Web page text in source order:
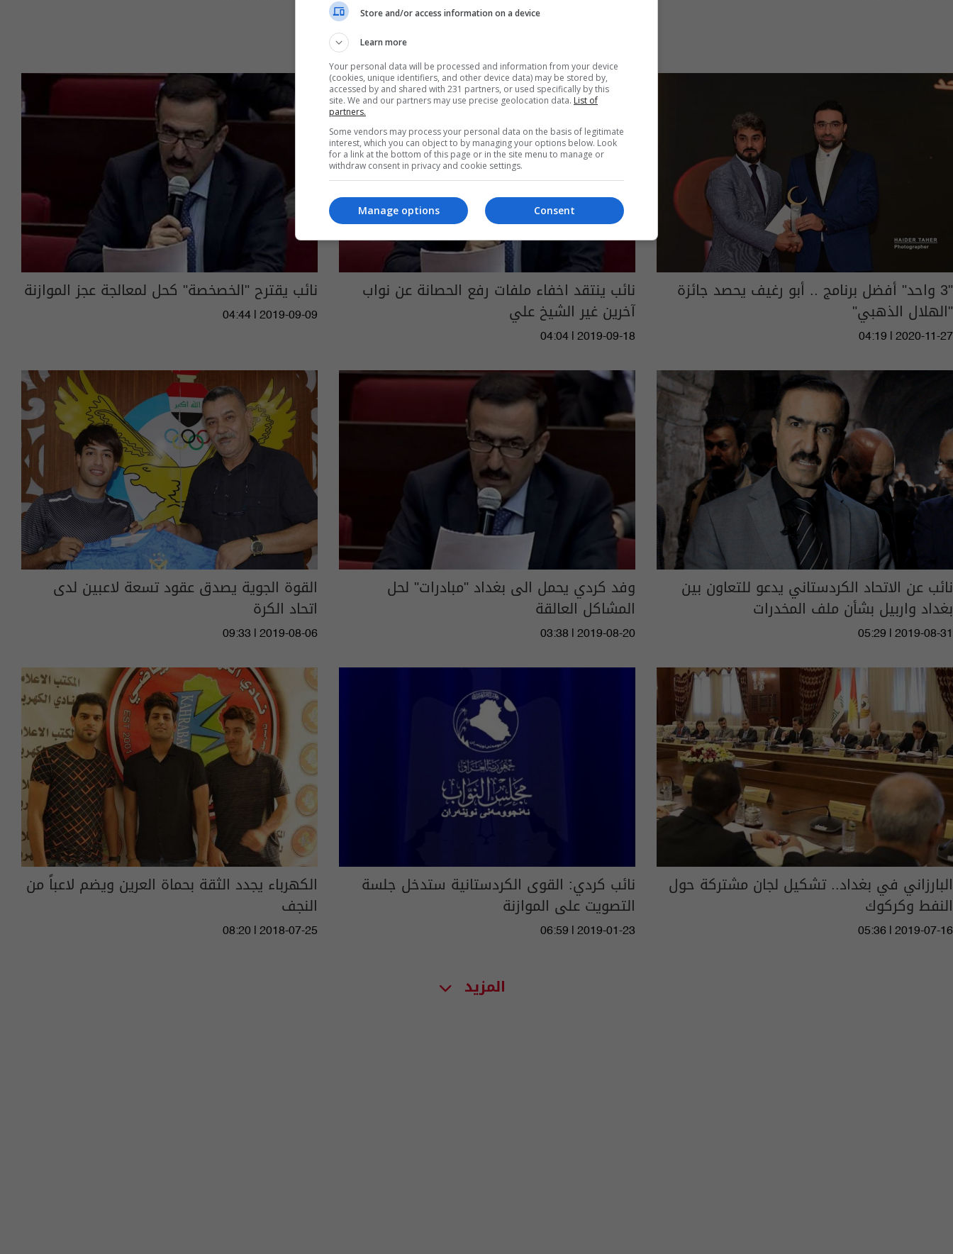
"3 واحد" أفضل برنامج .. أبو رغيف يحصد جائزة
"الهلال الذهبي"
04:19 | 2020-11-27
نائب ينتقد اخفاء ملفات رفع الحصانة عن نواب
آخرين غير الشيخ علي
04:04 | 2019-09-18
نائب يقترح "الخصخصة" كحل لمعالجة عجز الموازنة
04:44 | 2019-09-09
نائب عن الاتحاد الكردستاني يدعو للتعاون بين
بغداد واربيل بشأن ملف المخدرات
05:29 | 2019-08-31
وفد كردي يحمل الى بغداد "مبادرات" لحل
المشاكل العالقة
03:38 | 2019-08-20
القوة الجوية يصدق عقود تسعة لاعبين لدى
اتحاد الكرة
09:33 | 2019-08-06
البارزاني في بغداد.. تشكيل لجان مشتركة حول
النفط وكركوك
05:36 | 2019-07-16
نائب كردي: القوى الكردستانية ستدخل جلسة
التصويت على الموازنة
06:59 | 2019-01-23
الكهرباء يجدد الثقة بحماة العرين ويضم لاعباً من
النجف
08:20 | 2018-07-25
المزيد
Store and/or access information on a device
Learn more
Your personal data will be processed and information from your device
(cookies, unique identifiers, and other device data) may be stored by,
accessed by and shared with 231 partners, or used specifically by this
site. We and our partners may use precise geolocation data. List of
partners.
Some vendors may process your personal data on the basis of legitimate
interest, which you can object to by managing your options below. Look
for a link at the bottom of this page or in the site menu to manage or
withdraw consent in privacy and cookie settings.
Consent
Manage options